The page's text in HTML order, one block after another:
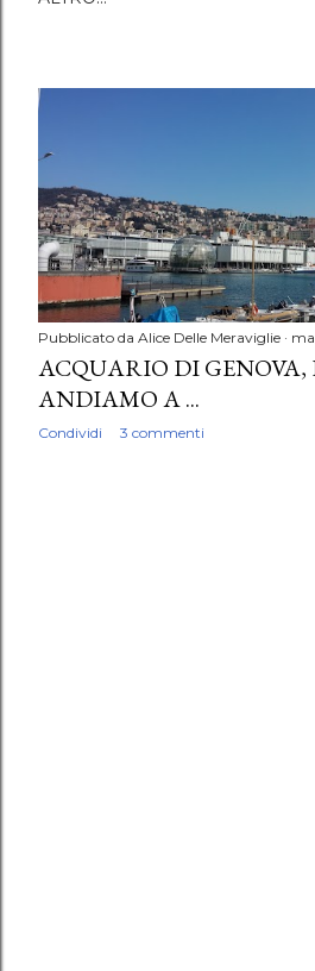
P
o
s
t
Pubblicato da Alice Delle Meraviglie
ACQUARIO DI
ANDIAMO A ...
Condividi 3 commenti